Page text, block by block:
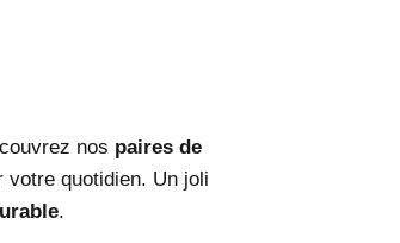
nos paires de
votre quotidien. Un joli
.